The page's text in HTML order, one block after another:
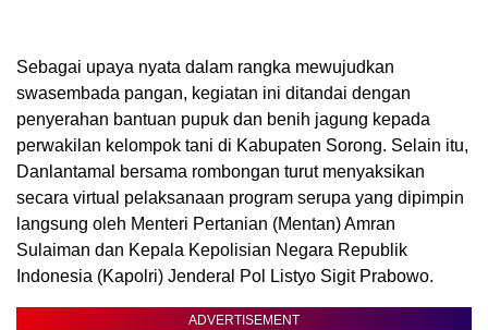
Sebagai upaya nyata dalam rangka mewujudkan
swasembada pangan, kegiatan ini ditandai dengan
penyerahan bantuan pupuk dan benih jagung kepada
perwakilan kelompok tani di Kabupaten Sorong. Selain itu,
Danlantamal bersama rombongan turut menyaksikan
secara virtual pelaksanaan program serupa yang dipimpin
langsung oleh Menteri Pertanian (Mentan) Amran
Sulaiman dan Kepala Kepolisian Negara Republik
Indonesia (Kapolri) Jenderal Pol Listyo Sigit Prabowo.
ADVERTISEMENT